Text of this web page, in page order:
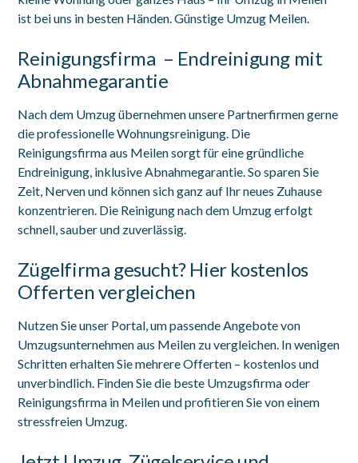
ist bei uns in besten Händen. Günstige Umzug Meilen.
Reinigungsfirma – Endreinigung mit
Abnahmegarantie
Nach dem Umzug übernehmen unsere Partnerfirmen gerne
die professionelle Wohnungsreinigung. Die
Reinigungsfirma aus Meilen sorgt für eine gründliche
Endreinigung, inklusive Abnahmegarantie. So sparen Sie
Zeit, Nerven und können sich ganz auf Ihr neues Zuhause
konzentrieren. Die Reinigung nach dem Umzug erfolgt
schnell, sauber und zuverlässig.
Zügelfirma gesucht? Hier kostenlos
Offerten vergleichen
Nutzen Sie unser Portal, um passende Angebote von
Umzugsunternehmen aus Meilen zu vergleichen. In wenigen
Schritten erhalten Sie mehrere Offerten – kostenlos und
unverbindlich. Finden Sie die beste Umzugsfirma oder
Reinigungsfirma in Meilen und profitieren Sie von einem
stressfreien Umzug.